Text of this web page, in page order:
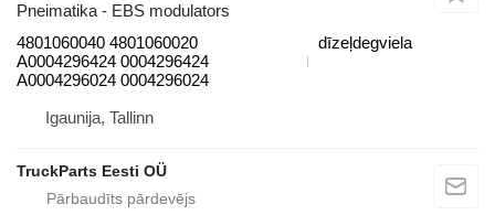
Pneimatika - EBS modulators
4801060040 4801060020
A0004296424 0004296424
A0004296024 0004296024
dīzeļdegviela
Igaunija, Tallinn
TruckParts Eesti OÜ